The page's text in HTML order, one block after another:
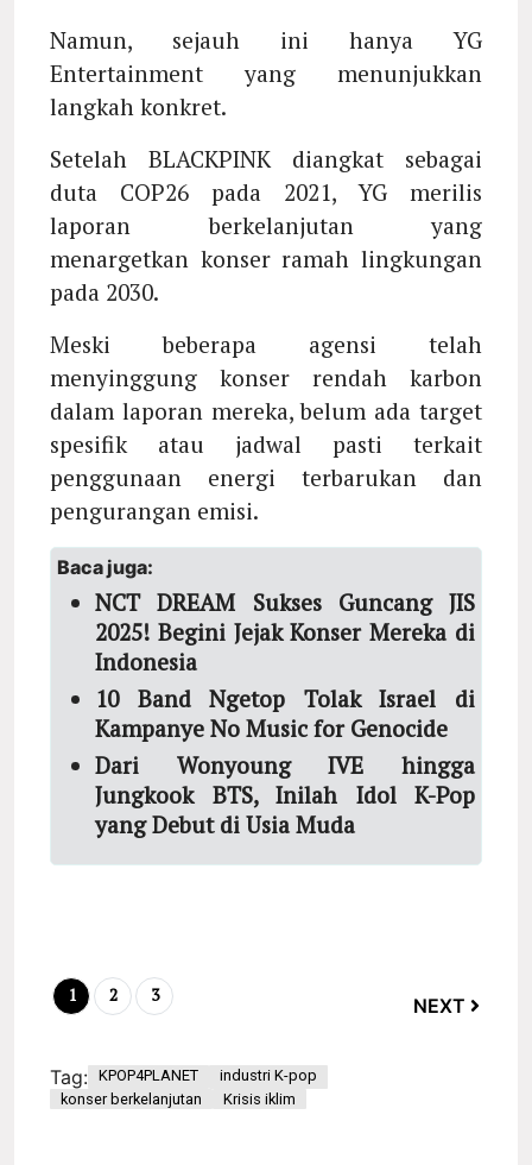
Namun, sejauh ini hanya YG
Entertainment yang menunjukkan
langkah konkret.
Setelah BLACKPINK diangkat sebagai
duta COP26 pada 2021, YG merilis
laporan berkelanjutan yang
menargetkan konser ramah lingkungan
pada 2030.
Meski beberapa agensi telah
menyinggung konser rendah karbon
dalam laporan mereka, belum ada target
spesifik atau jadwal pasti terkait
penggunaan energi terbarukan dan
pengurangan emisi.
Baca juga:
NCT DREAM Sukses Guncang JIS
2025! Begini Jejak Konser Mereka di
Indonesia
10 Band Ngetop Tolak Israel di
Kampanye No Music for Genocide
Dari Wonyoung IVE hingga
Jungkook BTS, Inilah Idol K-Pop
yang Debut di Usia Muda
1 2 3 NEXT
Tag: KPOP4PLANET
industri K-pop
konser berkelanjutan
Krisis iklim